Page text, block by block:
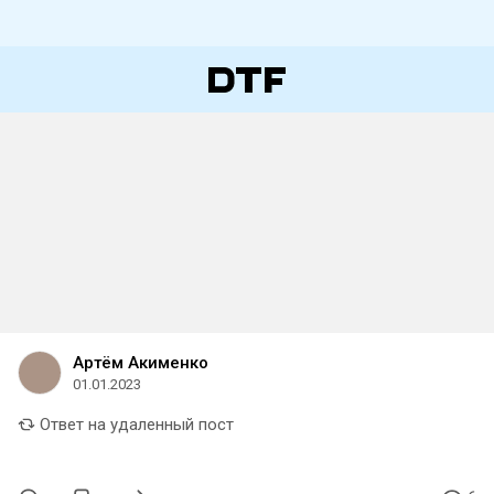
Артём Акименко
01.01.2023
Ответ на удаленный пост